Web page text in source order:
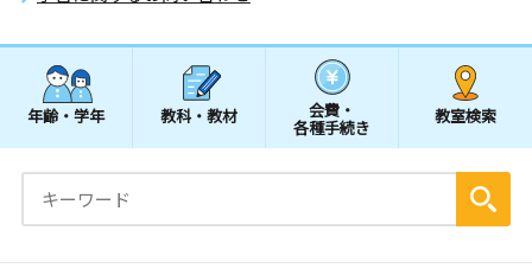
年齢・学年 教科・教材 会費・
各種手続き
教室検索